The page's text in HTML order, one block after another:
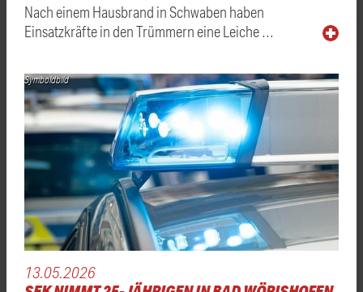
Nach einem Hausbrand in Schwaben haben
Einsatzkräfte in den Trümmern eine Leiche …
Symboldbild
13.05.2026